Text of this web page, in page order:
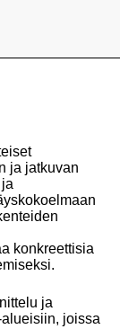
ja jatkuvan
konkreettisia
ja
joissa